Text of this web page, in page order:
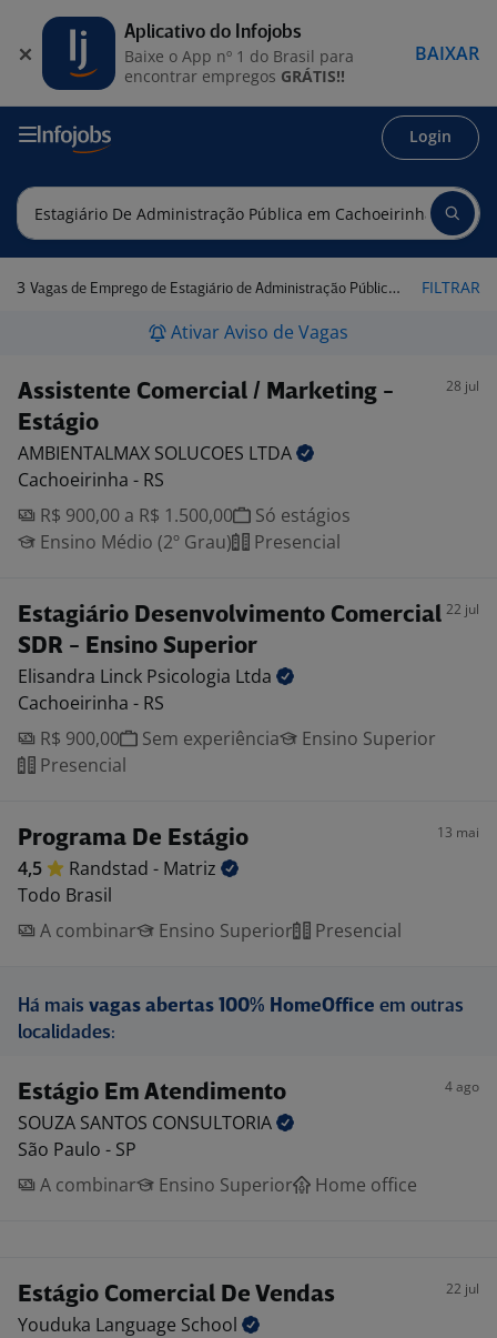
Login
3 Vagas de Emprego de Estagiário de Administração Pública em Cachoeirinha - RS FILTRAR
Ativar Aviso de Vagas
Assistente Comercial / Marketing -
Estágio
28 jul
AMBIENTALMAX SOLUCOES LTDA
Cachoeirinha - RS
R$ 900,00 a R$ 1.500,00
Só estágios
Ensino Médio (2º Grau)
Presencial
Estagiário Desenvolvimento Comercial
SDR - Ensino Superior
22 jul
Elisandra Linck Psicologia Ltda
Cachoeirinha - RS
R$ 900,00
Sem experiência
Ensino Superior
Presencial
Programa De Estágio 13 mai
4,5 Randstad - Matriz
Todo Brasil
A combinar
Ensino Superior Presencial
Há mais vagas abertas 100% HomeOffice em outras
localidades:
Estágio Em Atendimento 4 ago
SOUZA SANTOS CONSULTORIA
São Paulo - SP
A combinar
Ensino Superior Home office
Estágio Comercial De Vendas 22 jul
Youduka Language School
Aplicativo do Infojobs
Baixe o App nº 1 do Brasil para
encontrar empregos GRÁTIS!!
BAIXAR